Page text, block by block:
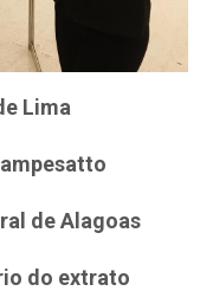
Lima
de Alagoas
do extrato